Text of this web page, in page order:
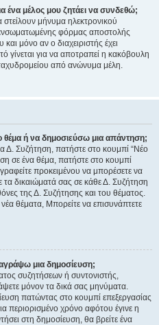
μέλος μου ζητάει να συνδεθώ;
μήνυμα ηλεκτρονικού
φόρμας αποστολής
μόνο αν ο διαχειριστής έχει
γίνεται για να αποτραπεί η κακόβουλη
από ανώνυμα μέλη.
ή να δημοσιεύσω μια απάντηση;
Δ. Συζήτηση, πατήστε στο κουμπί “Νέο
σε ένα θέμα, πατήστε στο κουμπί
προκειμένου να μπορέσετε να
τα δικαιώματά σας σε κάθε Δ. Συζήτηση
της Δ. Συζήτησης και του θέματος.
θέματα, Μπορείτε να επισυνάπτετε
μια δημοσίευση;
συζητήσεων ή συντονιστής,
μόνον τα δικά σας μηνύματα.
πατώντας στο κουμπί επεξεργασίας
περιορισμένο χρόνο αφότου έγινε η
στη δημοσίευση, θα βρείτε ένα